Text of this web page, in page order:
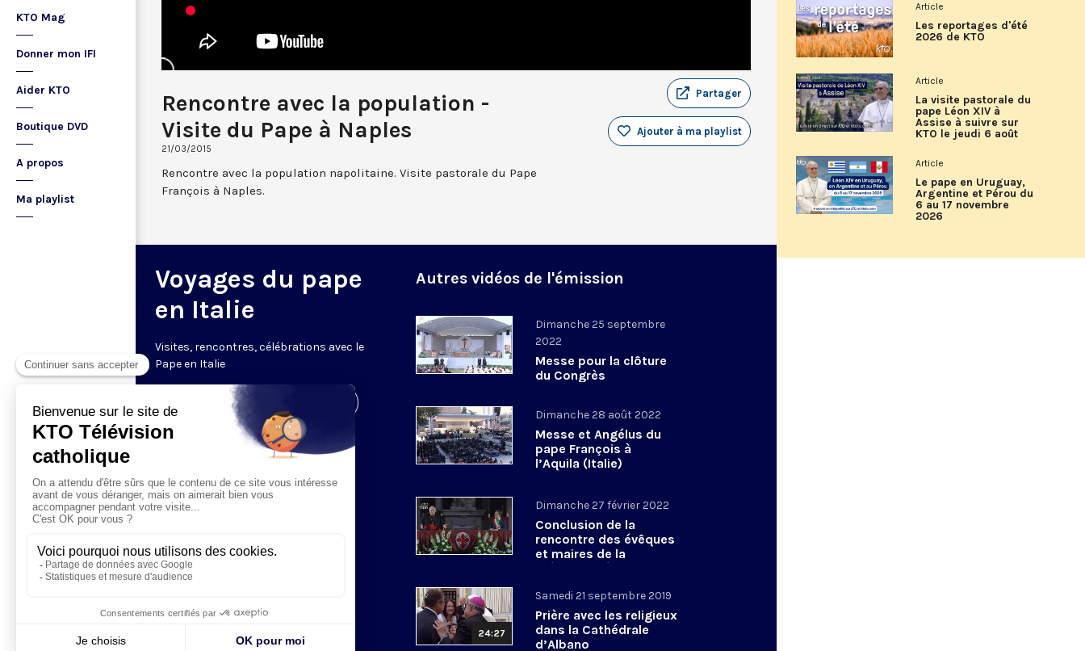
KTO Mag
Donner mon IFI
Aider KTO
Boutique DVD
A propos
Ma playlist
Rencontre avec la population -
Visite du Pape à Naples
21/03/2015
Partager
Ajouter à ma playlist
Rencontre avec la population napolitaine. Visite pastorale du Pape
François à Naples.
Voyages du pape
en Italie
Visites, rencontres, célébrations avec le
Pape en Italie
Visiter la page de l'émission
Autres vidéos de l'émission
Dimanche 25 septembre
2022
Messe pour la clôture
du Congrès
Dimanche 28 août 2022
Messe et Angélus du
pape François à
l’Aquila (Italie)
Dimanche 27 février 2022
Conclusion de la
rencontre des évêques
et maires de la
méditerranée
24:27
Samedi 21 septembre 2019
Prière avec les religieux
dans la Cathédrale
d’Albano
Article
Les reportages d'été
2026 de KTO
Article
La visite pastorale du
pape Léon XIV à
Assise à suivre sur
KTO le jeudi 6 août
Article
Le pape en Uruguay,
Argentine et Pérou du
6 au 17 novembre
2026